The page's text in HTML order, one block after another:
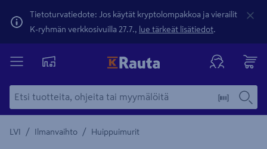
Tietoturvatiedote: Jos käytät kryptolompakkoa ja vierailit
K-ryhmän verkkosivuilla 27.7., lue tärkeät lisätiedot.
LVI / Ilmanvaihto / Huippuimurit